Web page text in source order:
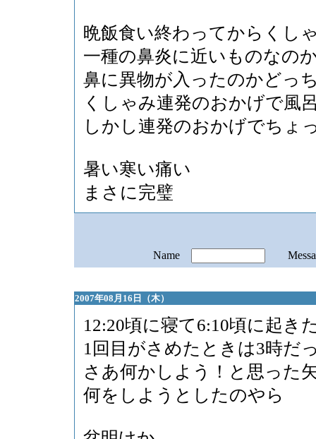
晩飯食い終わってからくし
一種の鼻炎に近いものなの
鼻に異物が入ったのかどっ
くしゃみ連発のおかげで風
しかし連発のおかげでちょ
暑い寒い痛い
まさに完璧
Name
2007年08月16日（木）
12:20頃に寝て6:10頃に起き
1回目がさめたときは3時だ
さあ何かしよう！と思った
何をしようとしたのやら